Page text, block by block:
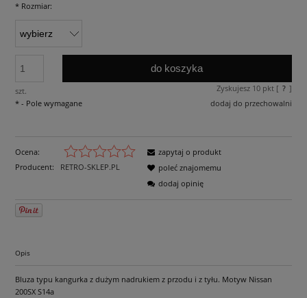
* Rozmiar:
szt.
do koszyka
Zyskujesz 10pkt [ ? ]
dodaj do przechowalni
* - Pole wymagane
Ocena:
Producent:
RETRO-SKLEP.PL
zapytaj o produkt
poleć znajomemu
dodaj opinię
Opis
Bluza typu kangurka z dużym nadrukiem z przodu i z tyłu. Motyw Nissan
200SX S14a